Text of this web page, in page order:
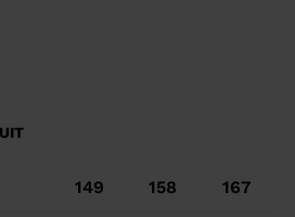
149 158 167